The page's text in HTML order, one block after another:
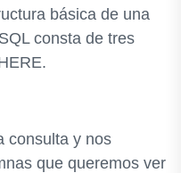
básica de una
consta de tres
consulta y nos
que queremos ver